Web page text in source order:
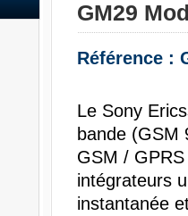
GM29
Référence :
Le Sony
bande (GSM
GSM /
intégrateurs
instantanée